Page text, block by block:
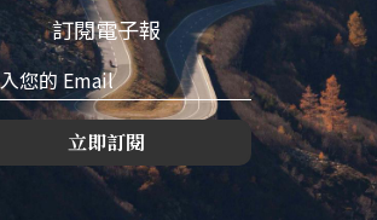
訂閱電子報
立即訂閱